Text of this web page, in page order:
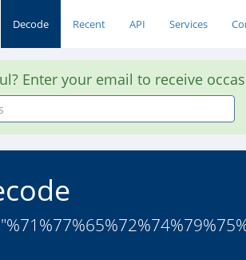
Decode Recent API Services
Enter your email to receive